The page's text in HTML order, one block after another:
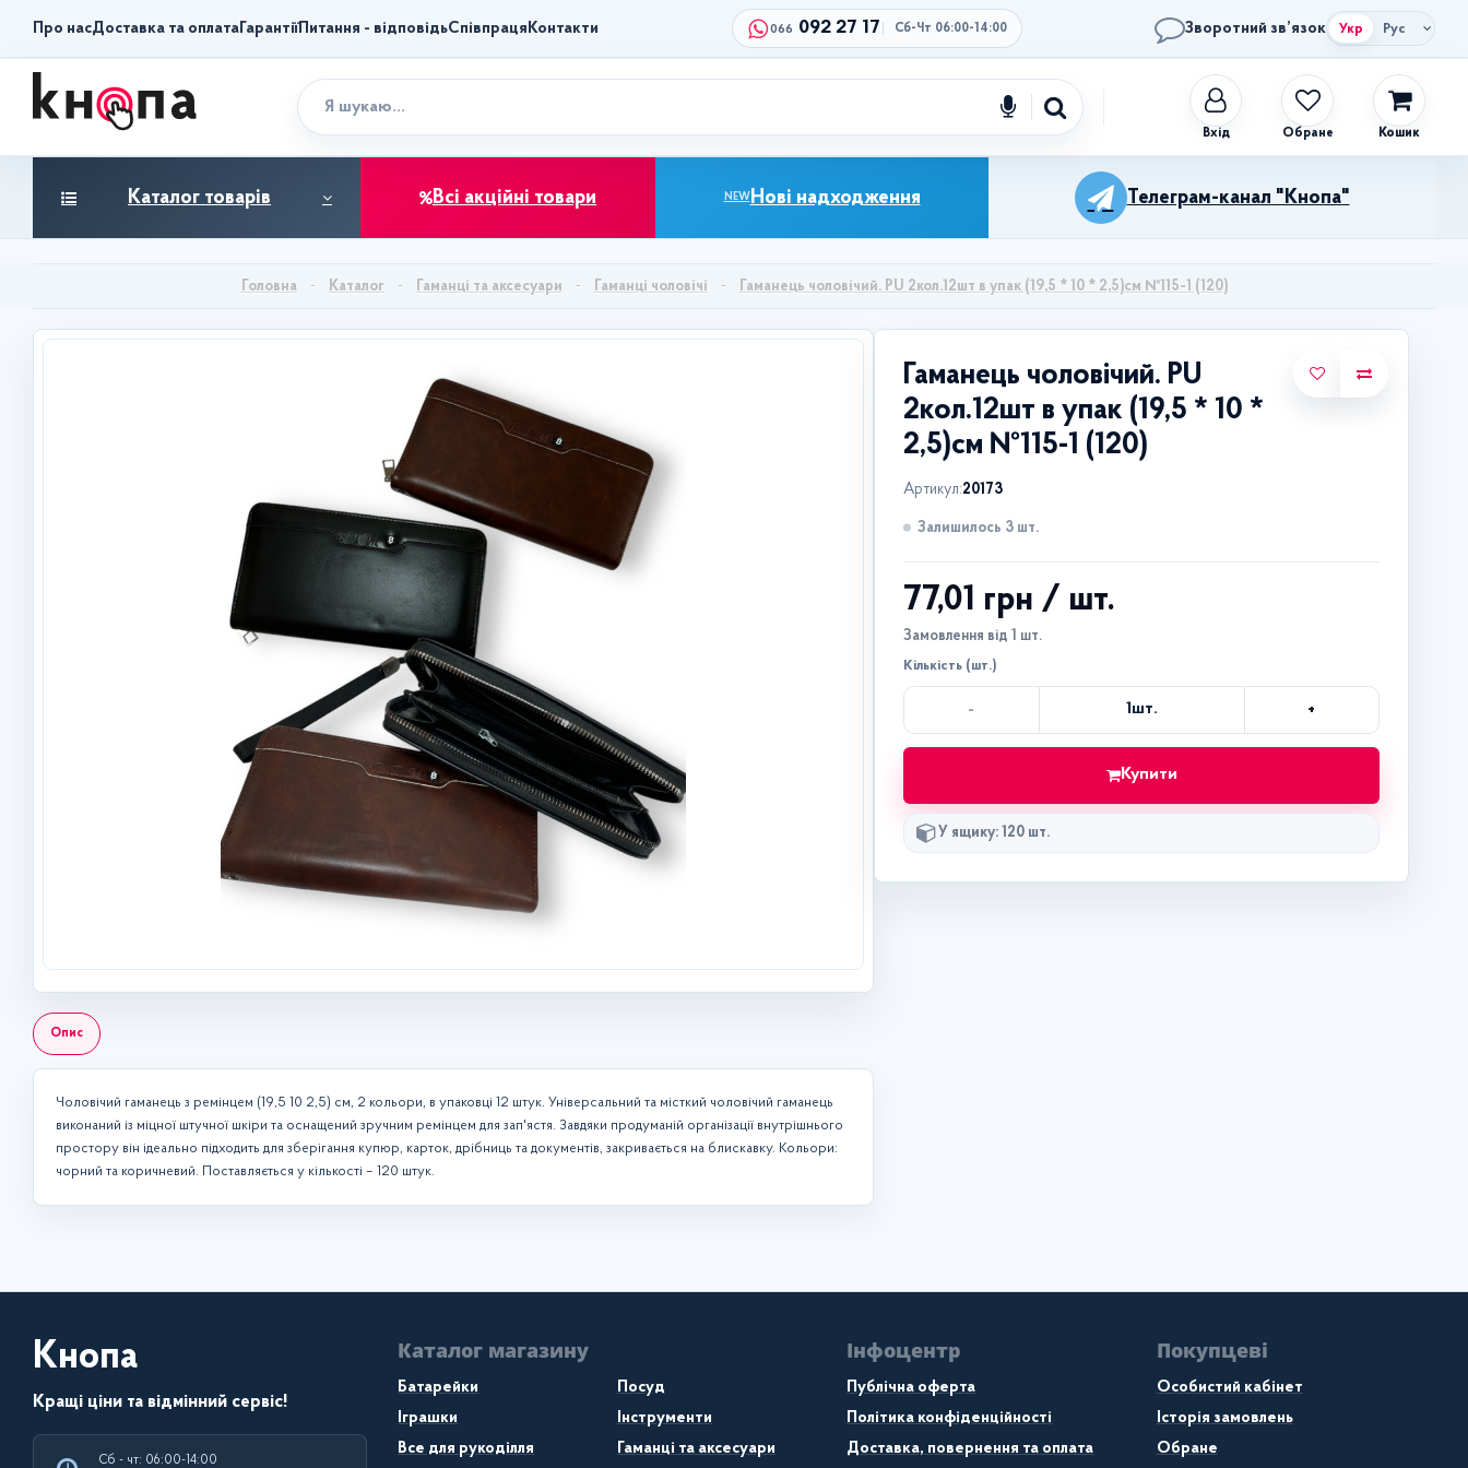
Про насДоставка та оплата ГарантіїПитання - відповідьСпівпраця Контакти 066 092 27 17 Сб-Чт 06:00-14:00 Зворотний зв’язок Укр Рус
Обране Кошик
Каталог товарів Всі акційні товари NEWНові надходження Телеграм-канал "Кнопа"
Каталог Гаманці та аксесуари Гаманці чоловічі Гаманець чоловічий. PU 2кол.12шт в упак (19,5 * 10 * 2,5)см №115-1 (120)
Опис
Чоловічий гаманець з ремінцем (19,5 10 2,5) см, 2 кольори, в упаковці 12 штук. Універсальний та місткий чоловічий гаманець
виконаний із міцної штучної шкіри та оснащений зручним ремінцем для зап'ястя. Завдяки продуманій організації внутрішнього
простору він ідеально підходить для зберігання купюр, карток, дрібниць та документів, закривається на блискавку. Кольори:
чорний та коричневий. Поставляється у кількості – 120 штук.
Гаманець чоловічий. PU
2кол.12шт в упак (19,5 * 10 *
2,5)см №115-1 (120)
Артикул:20173
Залишилось 3 шт.
77,01 грн / шт.
Замовлення від 1 шт.
Кількість (шт.)
- 1шт. +
Купити
У ящику: 120 шт.
Кнопа
Кращі ціни та відмінний сервіс!
Сб - чт: 06:00-14:00
Каталог магазину
Батарейки
Посуд
Іграшки
Інструменти
Все для рукоділля
Гаманці та аксесуари
Інфоцентр
Публічна оферта
Політика конфіденційності
Доставка, повернення та оплата
Покупцеві
Особистий кабінет
Історія замовлень
Обране